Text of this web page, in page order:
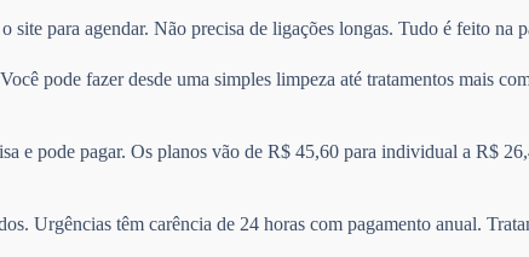
para agendar. Não precisa de ligações longas. Tudo é feito na
pode fazer desde uma simples limpeza até tratamentos mais
e pode pagar. Os planos vão de R$ 45,60 para individual a R$
Urgências têm carência de 24 horas com pagamento anual.